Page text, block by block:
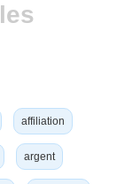
affiliation
argent